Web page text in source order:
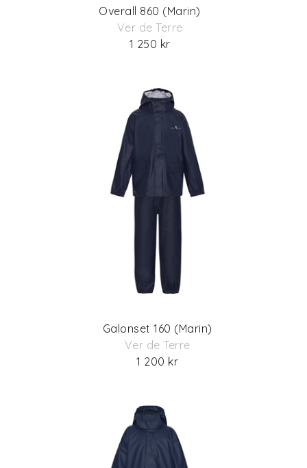
Overall 860 (Marin)
Ver de Terre
1 250 kr
Galonset 160 (Marin)
Ver de Terre
1 200 kr